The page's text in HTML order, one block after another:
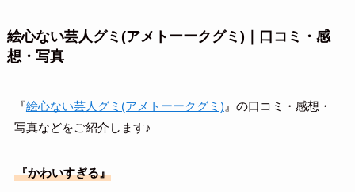
絵心ない芸人グミ(アメトーークグミ)｜口コミ・感
想・写真
『絵心ない芸人グミ(アメトーークグミ) 』の口コミ・感想・
写真などをご紹介します♪
『かわいすぎる』